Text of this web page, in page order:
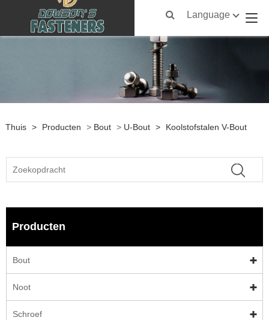
Language
Thuis > Producten > Bout > U-Bout > Koolstofstalen V-Bout
Producten
Bout
Noot
Schroef